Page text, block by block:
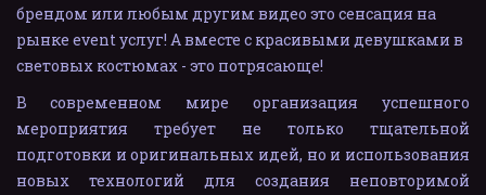
брендом или любым другим видео это сенсация на
рынке event услуг! А вместе с красивыми девушками в
световых костюмах - это потрясающе!
В современном мире организация успешного
мероприятия требует не только тщательной
подготовки и оригинальных идей, но и использования
новых технологий для создания неповторимой